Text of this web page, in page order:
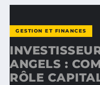
GESTION ET FINANCES
ANGELS :
RÔLE